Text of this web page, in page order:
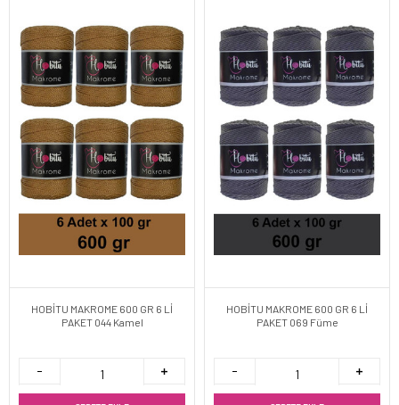
HOBİTU MAKROME 600 GR 6 Lİ
PAKET 044 Kamel
HOBİTU MAKROME 600 GR 6 Lİ
PAKET 069 Füme